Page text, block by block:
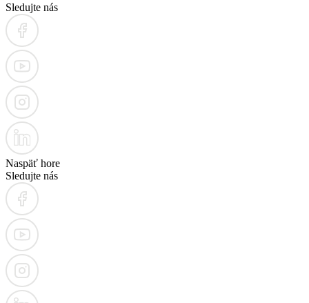
Sledujte nás
Naspäť hore
Sledujte nás